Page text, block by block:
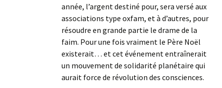
année, l’argent destiné pour, sera versé aux
associations type oxfam, et à d’autres, pour
résoudre en grande partie le drame de la
faim. Pour une fois vraiment le Père Noël
existerait… et cet événement entraînerait
un mouvement de solidarité planétaire qui
aurait force de révolution des consciences.